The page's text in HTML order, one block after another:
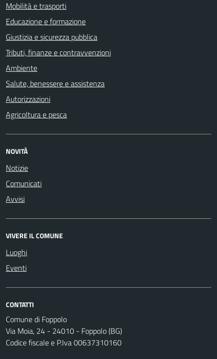
Mobilità e trasporti
Educazione e formazione
Giustizia e sicurezza pubblica
Tributi, finanze e contravvenzioni
Ambiente
Salute, benessere e assistenza
Autorizzazioni
Agricoltura e pesca
NOVITÀ
Notizie
Comunicati
Avvisi
VIVERE IL COMUNE
Luoghi
Eventi
CONTATTI
Comune di Foppolo
Via Moia, 24 - 24010 - Foppolo (BG)
Codice fiscale e P.Iva 00637310160